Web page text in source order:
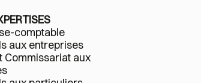
comptable
aux entreprises
Commissariat aux